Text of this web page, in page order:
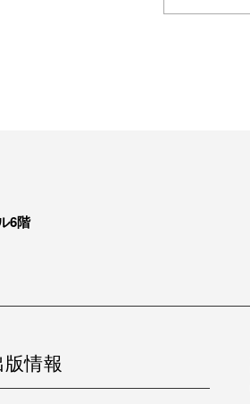
6階
版情報